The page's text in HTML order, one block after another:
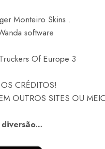
Monteiro Skins .
software
Of Europe 3
CRÉDITOS!
OUTROS SITES OU